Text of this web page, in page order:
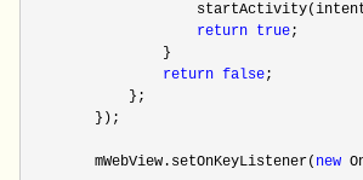
return true;
}
return false;
};
});
mWebView.setOnKeyListener( new